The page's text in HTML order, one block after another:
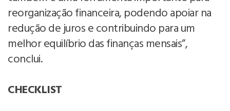
reorganização financeira, podendo apoiar na
redução de juros e contribuindo para um
melhor equilíbrio das finanças mensais”,
conclui.
CHECKLIST